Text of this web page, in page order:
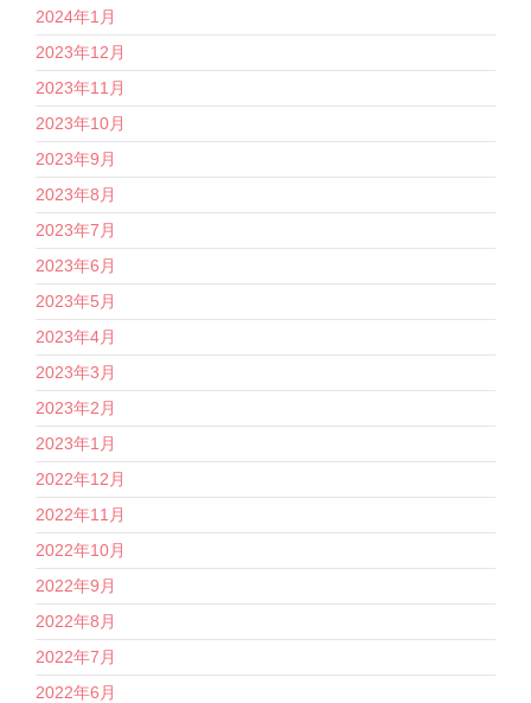
2024年1月
2023年12月
2023年11月
2023年10月
2023年9月
2023年8月
2023年7月
2023年6月
2023年5月
2023年4月
2023年3月
2023年2月
2023年1月
2022年12月
2022年11月
2022年10月
2022年9月
2022年8月
2022年7月
2022年6月